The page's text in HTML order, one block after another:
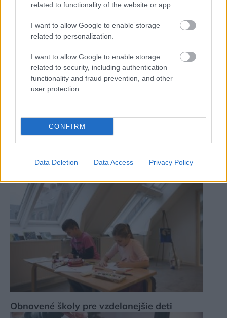
related to functionality of the website or app.
I want to allow Google to enable storage
related to personalization.
I want to allow Google to enable storage
related to security, including authentication
functionality and fraud prevention, and other
user protection.
CONFIRM
Data Deletion Data Access Privacy Policy
Takto dokážu ovplyvniť atmosféru aj dojem
z bývania
Obnovené školy pre vzdelanejšie deti